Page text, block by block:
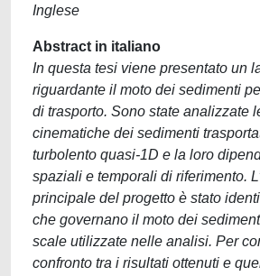
Inglese
Abstract in italiano
In questa tesi viene presentato un
riguardante il moto dei sedimenti
di trasporto. Sono state analizzate
cinematiche dei sedimenti
turbolento quasi-1D e la loro
spaziali e temporali di riferimento.
principale del progetto è stato
che governano il moto dei
scale utilizzate nelle analisi. Per
confronto tra i risultati ottenuti e